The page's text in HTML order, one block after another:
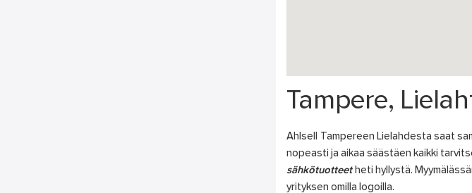
Tampere,
Ahlsell Tampereen Lielahdesta saat
nopeasti ja aikaa säästäen kaikki
sähkötuotteetheti hyllystä.
yrityksen omilla logoilla.